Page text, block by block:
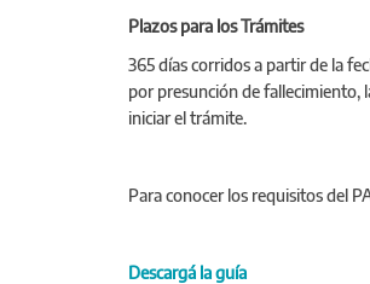
Plazos para los Trámites
365 días corridos a partir de la
por presunción de fallecimiento,
iniciar el trámite.
Para conocer los requisitos del
Descargá la guía